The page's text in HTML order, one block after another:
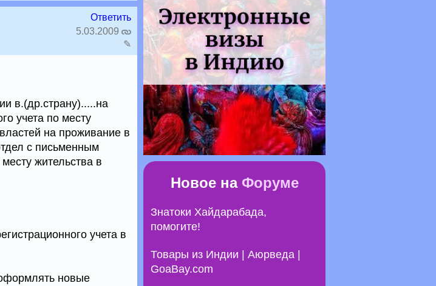
Ответить
5.03.2009
✎
в.(др.страну).....на
учета по месту
на проживание в
с письменным
жительства в
учета в
новые
Новое на Форуме
Знатоки Хайдарабада,
помогите!
Товары из Индии | Аюрведа |
GoaBay.com